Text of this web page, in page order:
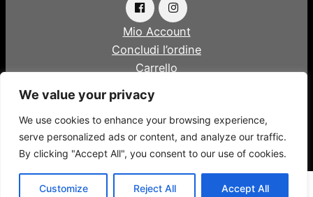
We value your privacy
We use cookies to enhance your browsing experience,
serve personalized ads or content, and analyze our traffic.
By clicking "Accept All", you consent to our use of cookies.
Customize Reject All Accept All
Mio Account
Concludi l’ordine
Carrello
© 2023 Yog In
Progettato e sviluppato daMore Impact